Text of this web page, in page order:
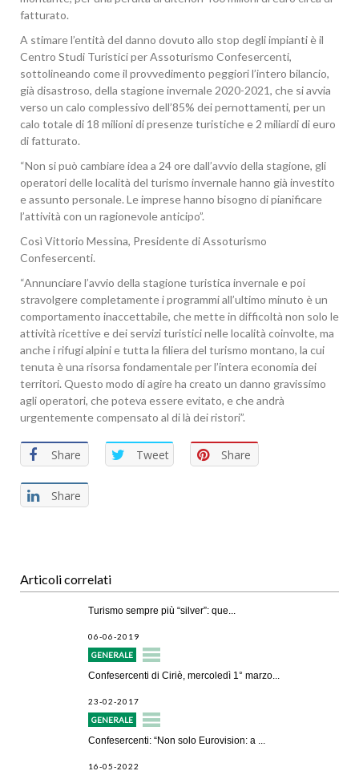
fatturato.
A stimare l’entità del danno dovuto allo stop degli impianti è il
Centro Studi Turistici per Assoturismo Confesercenti,
sottolineando come il provvedimento peggiori l’intero bilancio,
già disastroso, della stagione invernale 2020-2021, che si avvia
verso un calo complessivo dell’85% dei pernottamenti, per un
calo totale di 18 milioni di presenze turistiche e 2 miliardi di euro
di fatturato.
“Non si può cambiare idea a 24 ore dall’avvio della stagione, gli
operatori delle località del turismo invernale hanno già investito
e assunto personale. Le imprese hanno bisogno di pianificare
l’attività con un ragionevole anticipo”.
Così Vittorio Messina, Presidente di Assoturismo
Confesercenti.
“Annunciare l’avvio della stagione turistica invernale e poi
stravolgere completamente i programmi all’ultimo minuto è un
comportamento inaccettabile, che mette in difficoltà non solo le
attività ricettive e dei servizi turistici nelle località coinvolte, ma
anche i rifugi alpini e tutta la filiera del turismo montano, la cui
tenuta è una risorsa fondamentale per l’intera economia dei
territori. Questo modo di agire ha creato un danno gravissimo
agli operatori, che poteva essere evitato, e che andrà
urgentemente compensato al di là dei ristori”.
Share Tweet Share
Share
Articoli correlati
Turismo sempre più “silver”: que...
06-06-2019
GENERALE
Confesercenti di Ciriè, mercoledì 1° marzo...
23-02-2017
GENERALE
Confesercenti: “Non solo Eurovision: a ...
16-05-2022